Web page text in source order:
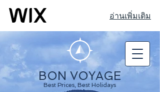
อ่านเพิ่มเติม